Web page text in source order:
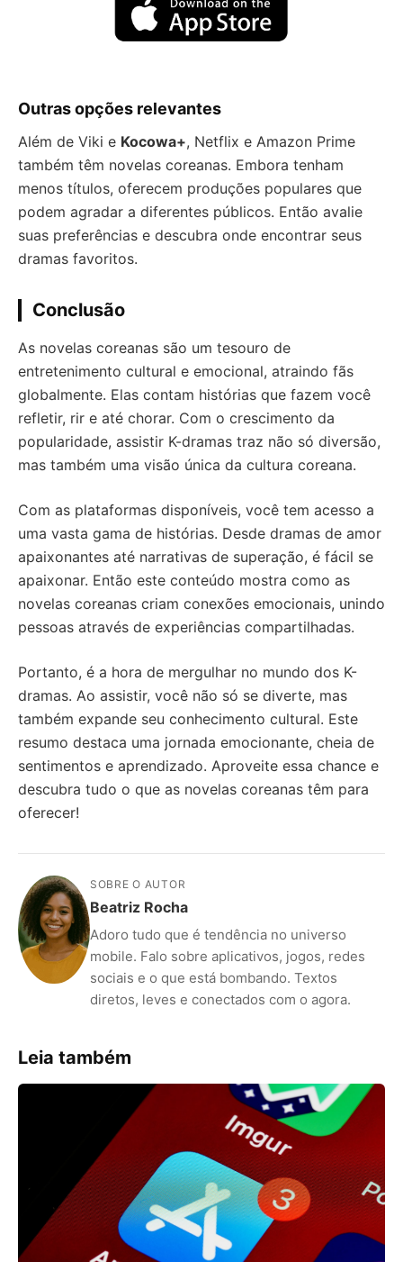
Outras opções relevantes
Além de Viki e Kocowa+, Netflix e Amazon Prime
também têm novelas coreanas. Embora tenham
menos títulos, oferecem produções populares que
podem agradar a diferentes públicos. Então avalie
suas preferências e descubra onde encontrar seus
dramas favoritos.
Conclusão
As novelas coreanas são um tesouro de
entretenimento cultural e emocional, atraindo fãs
globalmente. Elas contam histórias que fazem você
refletir, rir e até chorar. Com o crescimento da
popularidade, assistir K-dramas traz não só diversão,
mas também uma visão única da cultura coreana.
Com as plataformas disponíveis, você tem acesso a
uma vasta gama de histórias. Desde dramas de amor
apaixonantes até narrativas de superação, é fácil se
apaixonar. Então este conteúdo mostra como as
novelas coreanas criam conexões emocionais, unindo
pessoas através de experiências compartilhadas.
Portanto, é a hora de mergulhar no mundo dos K-
dramas. Ao assistir, você não só se diverte, mas
também expande seu conhecimento cultural. Este
resumo destaca uma jornada emocionante, cheia de
sentimentos e aprendizado. Aproveite essa chance e
descubra tudo o que as novelas coreanas têm para
oferecer!
SOBRE O AUTOR
Beatriz Rocha
Adoro tudo que é tendência no universo
mobile. Falo sobre aplicativos, jogos, redes
sociais e o que está bombando. Textos
diretos, leves e conectados com o agora.
Leia também